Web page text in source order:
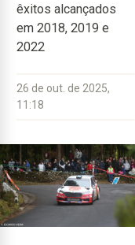
êxitos alcançados
em 2018, 2019 e
2022
26 de out. de 2025,
11:18